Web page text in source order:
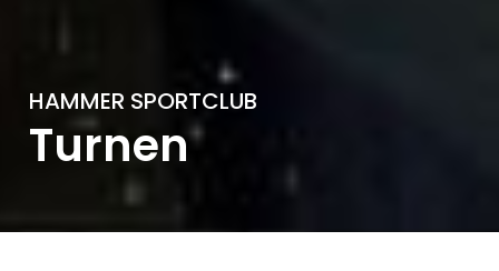
HAMMER SPORTCLUB
Turnen